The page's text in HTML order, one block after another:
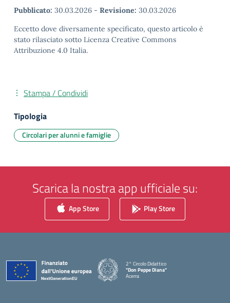
Pubblicato: 30.03.2026 - Revisione: 30.03.2026
Eccetto dove diversamente specificato, questo articolo è
stato rilasciato sotto Licenza Creative Commons
Attribuzione 4.0 Italia.
Stampa / Condividi
Tipologia
Circolari per alunni e famiglie
Scarica la nostra app ufficiale su:
App Store Play Store
2° Circolo Didattico
"Don Peppe Diana"
Acerra